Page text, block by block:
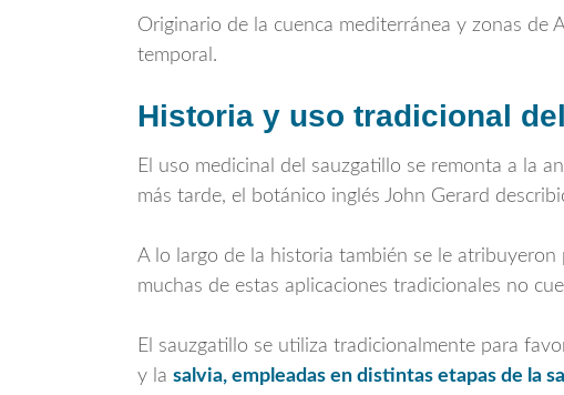
Originario de la cuenca mediterránea y zonas de
temporal.
Historia y uso tradicional
El uso medicinal del sauzgatillo se remonta a la
más tarde, el botánico inglés John Gerard
A lo largo de la historia también se le
muchas de estas aplicaciones tradicionales no
El sauzgatillo se utiliza tradicionalmente para
y la salvia, empleadas en distintas etapas de la